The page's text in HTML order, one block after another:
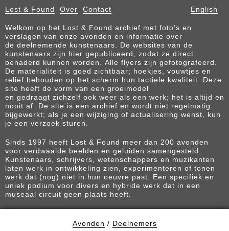
Lost & Found Over Contact English
Welkom op het Lost & Found archief met foto’s en
verslagen van onze avonden en informatie over
de deelnemende kunstenaars. De websites van de
kunstenaars zijn hier gepubliceerd, zodat ze direct
benaderd kunnen worden. Alle flyers zijn gefotografeerd.
De materialiteit is goed zichtbaar; hoekjes, vouwtjes en
reliëf behouden op het scherm hun tactiele kwaliteit. Deze
site heeft de vorm van een groeimodel
en gedraagt zichzelf ook weer als een werk; het is altijd en
nooit af. De site is een archief en wordt niet regelmatig
bijgewerkt; als je een wijziging of actualisering wenst, kun
je een verzoek sturen.
Sinds 1997 heeft Lost & Found meer dan 200 avonden
voor verdwaalde beelden en geluiden samengesteld.
Kunstenaars, schrijvers, wetenschappers en muzikanten
laten werk in ontwikkeling zien, experimenteren of tonen
werk dat (nog) niet in hun oeuvre past. Een specifiek en
uniek podium voor divers en hybride werk dat in een
museaal circuit geen plaats heeft.
Avonden / Deelnemers